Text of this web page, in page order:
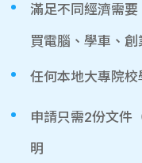
滿足不同經濟需要
買電腦、學車、創
任何本地大專院
申請只需2份文件
明